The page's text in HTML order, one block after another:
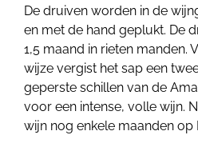
De druiven worden in de
en met de hand geplukt. De
1,5 maand in rieten manden.
wijze vergist het sap een
geperste schillen van de
voor een intense, volle wijn.
wijn nog enkele maanden op